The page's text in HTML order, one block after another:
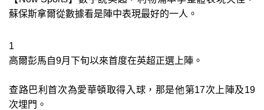
蘇保斯拿爾從數據看是陣中表現最好的一人。
1
高爾彭馬自9月下旬以來首度在英超正選上陣。
查路巴利首次為愛華頓取得入球，那是他第17次上陣及19
次埋門。